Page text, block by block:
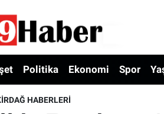
Politika Ekonomi Spor
HABERLERI